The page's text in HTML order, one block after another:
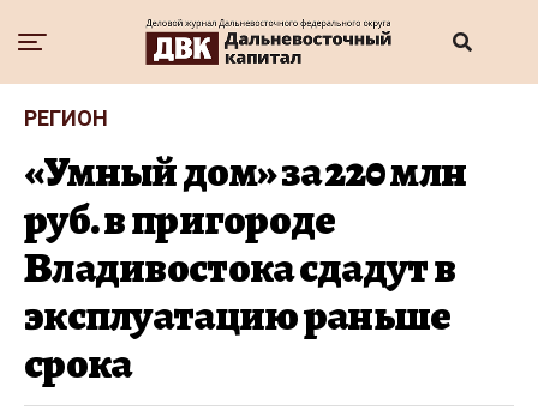
РЕГИОН
«Умный дом» за 220 млн
руб. в пригороде
Владивостока сдадут в
эксплуатацию раньше
срока